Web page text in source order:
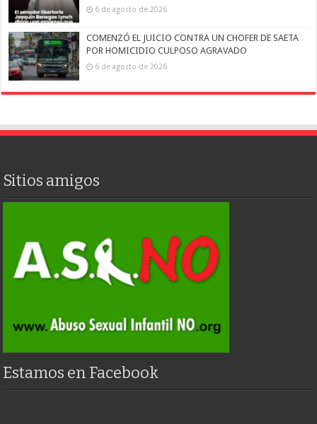
6 de agosto de 2026
COMENZÓ EL JUICIO CONTRA UN CHOFER DE SAETA
POR HOMICIDIO CULPOSO AGRAVADO
6 de agosto de 2026
Sitios amigos
Estamos en Facebook